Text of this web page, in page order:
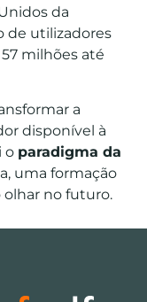
da
de utilizadores
milhões até
a
disponível à
o paradigma da
uma formação
no futuro.